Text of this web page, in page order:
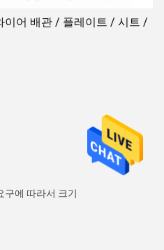
이어 배관 / 플레이트 / 시트 /
구에 따라서 크기